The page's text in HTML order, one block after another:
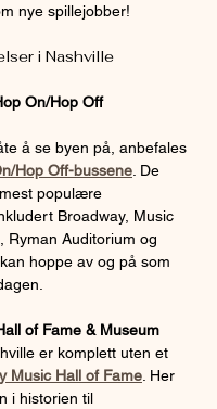
nye spillejobber!
i Nashville
On/Hop Off
å se byen på, anbefales
Hop Off-bussene . De
populære
Broadway, Music
Ryman Auditorium og
hoppe av og på som
of Fame & Museum
er komplett uten et
Music Hall of Fame . Her
i historien til